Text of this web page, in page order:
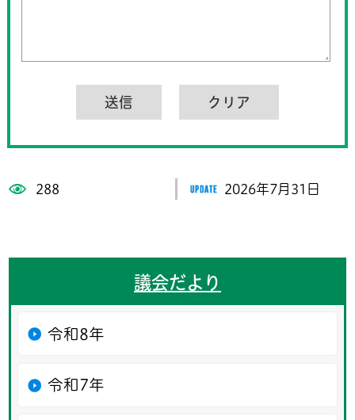
288 2026年7月31日
議会だより
令和8年
令和7年